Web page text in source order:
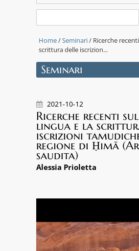
Home/Seminari/ Ricerche
scrittura delle iscrizion...
Seminari
2021-10-12
Ricerche recenti
lingua e la
iscrizioni
regione di Ḥimā
saudita)
Alessia Prioletta